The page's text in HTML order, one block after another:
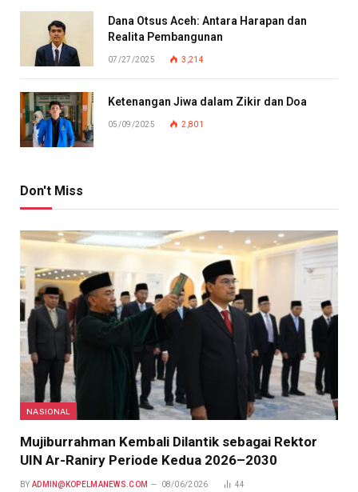
Dana Otsus Aceh: Antara Harapan dan
Realita Pembangunan
07/27/2025 3,214
Ketenangan Jiwa dalam Zikir dan Doa
05/09/2025 2,801
Don't Miss
NASIONAL
Mujiburrahman Kembali Dilantik sebagai Rektor
UIN Ar-Raniry Periode Kedua 2026–2030
BY ADMIN@KOPELMANEWS.COM 08/06/2026 44